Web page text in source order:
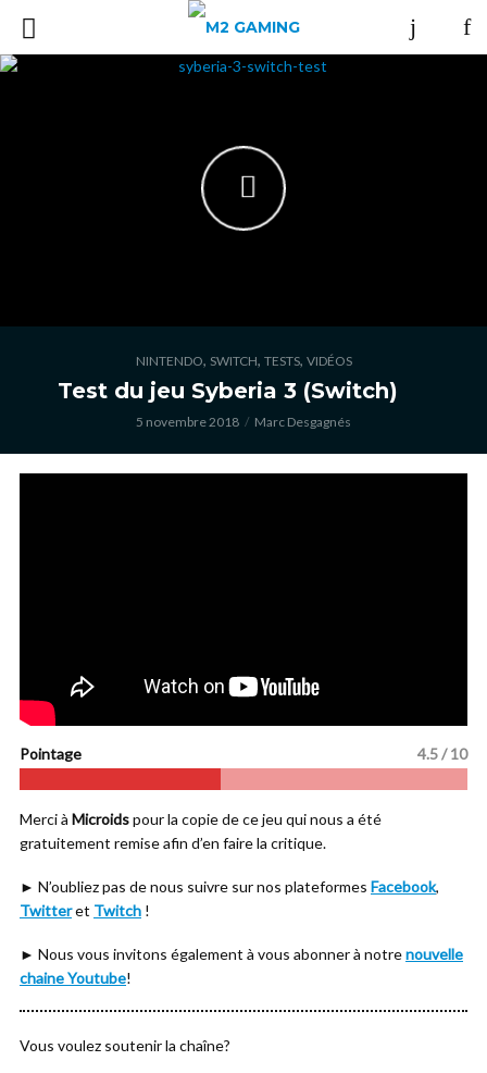
NINTENDO, SWITCH, TESTS, VIDÉOS
Test du jeu Syberia 3 (Switch)
5 novembre 2018 Marc Desgagnés
Pointage 4.5 / 10
Merci à Microidspour la copie de ce jeu qui nous a été
gratuitement remise afin d’en faire la critique.
► N’oubliez pas de nous suivre sur nos plateformes Facebook,
Twitteret Twitch !
► Nous vous invitons également à vous abonner à notrenouvelle
chaine Youtube!
Vous voulez soutenir la chaîne?